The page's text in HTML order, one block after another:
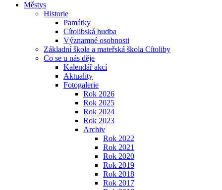
Městys
Historie
Památky
Cítolibská hudba
Významné osobnosti
Základní škola a mateřská škola Cítoliby
Co se u nás děje
Kalendář akcí
Aktuality
Fotogalerie
Rok 2026
Rok 2025
Rok 2024
Rok 2023
Archiv
Rok 2022
Rok 2021
Rok 2020
Rok 2019
Rok 2018
Rok 2017